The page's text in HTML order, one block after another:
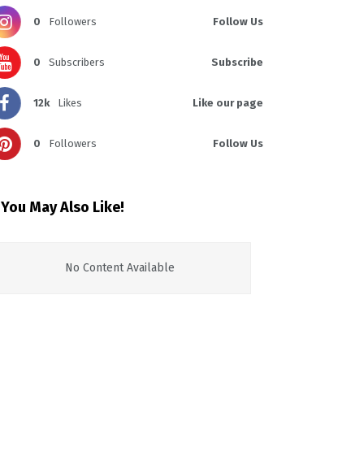
0 Followers Follow Us
0 Subscribers Subscribe
12k Likes Like our page
0 Followers Follow Us
You May Also Like!
No Content Available